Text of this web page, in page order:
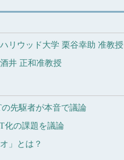
リウッド大学 栗谷幸助 准教授
井 正和准教授
先駆者が本音で議論
化の課題を議論
」とは？